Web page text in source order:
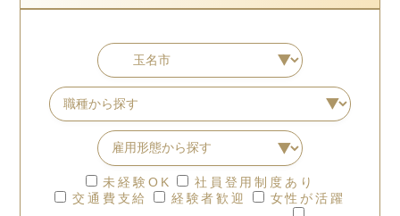
未経験OK
社員登用制度あり
交通費支給
経験者歓迎 女性が活躍